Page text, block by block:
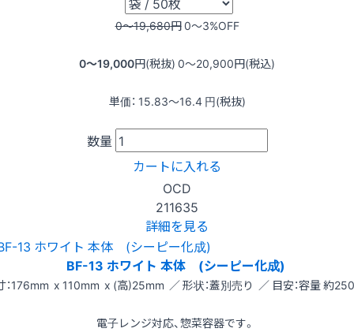
0〜19,680円0〜3%OFF
0〜19,000円(税抜) 0〜20,900円(税込)
単価： 15.83〜16.4 円(税抜)
数量
カートに入れる
OCD
211635
詳細を見る
BF-13 ホワイト 本体 (シーピー化成)
：176mm x 110mm x (高)25mm ／ 形状：蓋別売り ／ 目安：容量 約
電子レンジ対応、惣菜容器です。